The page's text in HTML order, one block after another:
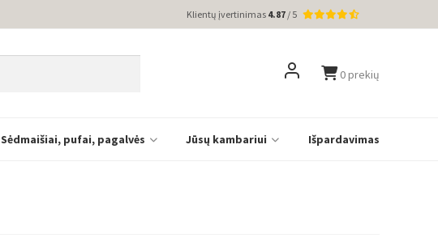
Klientų įvertinimas 4.87 / 5
0 prekių
Sėdmaišiai, pufai, pagalvės Jūsų kambariui Išpardavimas